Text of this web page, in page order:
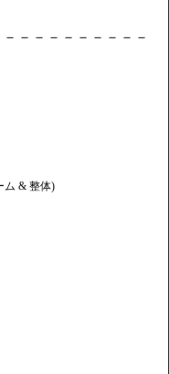
－－－－－－－－－
ム & 整体)